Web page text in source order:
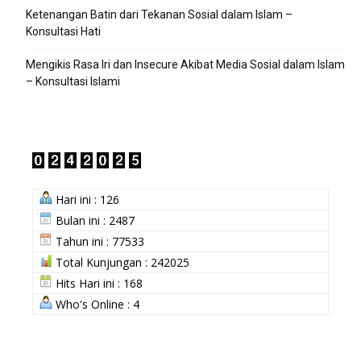
Ketenangan Batin dari Tekanan Sosial dalam Islam –
Konsultasi Hati
Mengikis Rasa Iri dan Insecure Akibat Media Sosial dalam Islam
– Konsultasi Islami
Hari ini : 126
Bulan ini : 2487
Tahun ini : 77533
Total Kunjungan : 242025
Hits Hari ini : 168
Who's Online : 4